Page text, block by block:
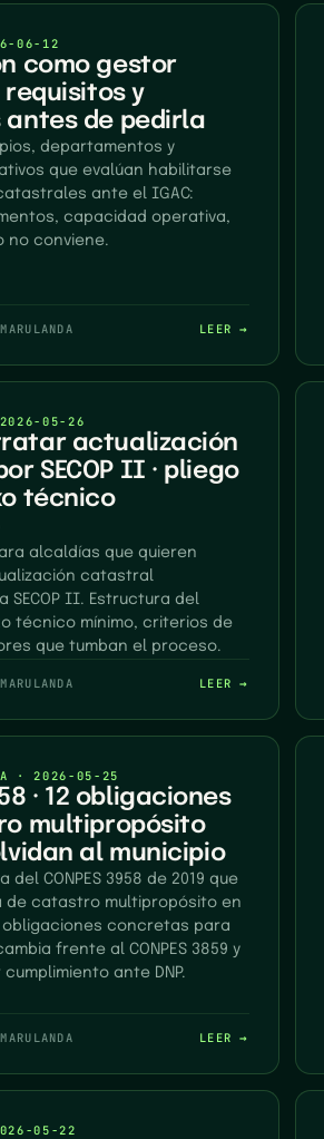
06-12
como gestor
y
antes de pedirla
departamentos y
que evalúan habilitarse
ante el IGAC:
capacidad operativa,
no conviene.
LEER →
2026-05-26
actualización
SECOP II · pliego
técnico
alcaldías que quieren
catastral
SECOP II. Estructura del
técnico mínimo, criterios de
que tumban el proceso.
LEER →
·2026-05-25
· 12 obligaciones
multipropósito
al municipio
CONPES 3958 de 2019 que
de catastro multipropósito en
obligaciones concretas para
frente al CONPES 3859 y
ante DNP.
LEER →
05-22